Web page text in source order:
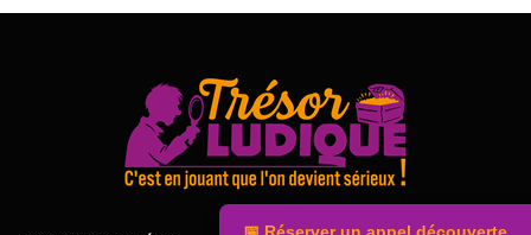
📅 Réserver un appel découverte